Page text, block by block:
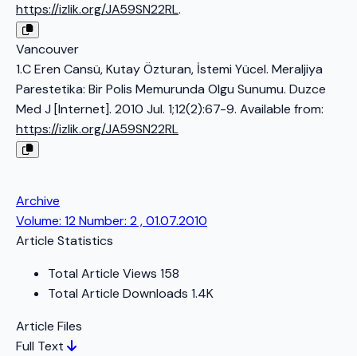
https://izlik.org/JA59SN22RL.
Vancouver
1.C Eren Cansü, Kutay Özturan, İstemi Yücel. Meraljiya
Parestetika: Bir Polis Memurunda Olgu Sunumu. Duzce
Med J [Internet]. 2010 Jul. 1;12(2):67-9. Available from:
https://izlik.org/JA59SN22RL
Archive
Volume: 12 Number: 2 , 01.07.2010
Article Statistics
Total Article Views 158
Total Article Downloads 1.4K
Article Files
Full Text